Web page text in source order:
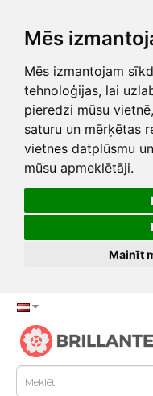
Mēs
Mēs izmantojam
tehnoloģijas, lai
pieredzi mūsu
saturu un mērķētas
vietnes datplūsmu
mūsu apmeklētāji.
Mainīt